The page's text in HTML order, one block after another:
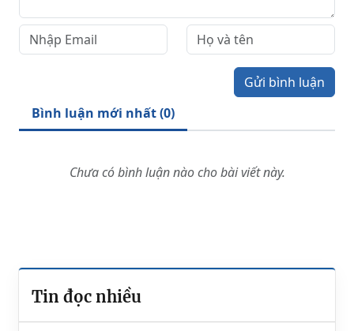
Gửi bình luận
Bình luận mới nhất (0)
Chưa có bình luận nào cho bài viết này.
Tin đọc nhiều